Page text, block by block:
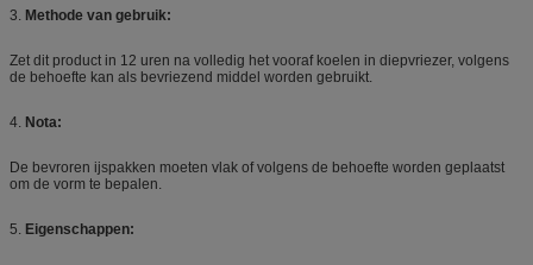
3. Methode van gebruik:
Zet dit product in 12 uren na volledig het vooraf koelen in diepvriezer, volgens
de behoefte kan als bevriezend middel worden gebruikt.
4. Nota:
De bevroren ijspakken moeten vlak of volgens de behoefte worden geplaatst
om de vorm te bepalen.
5. Eigenschappen: